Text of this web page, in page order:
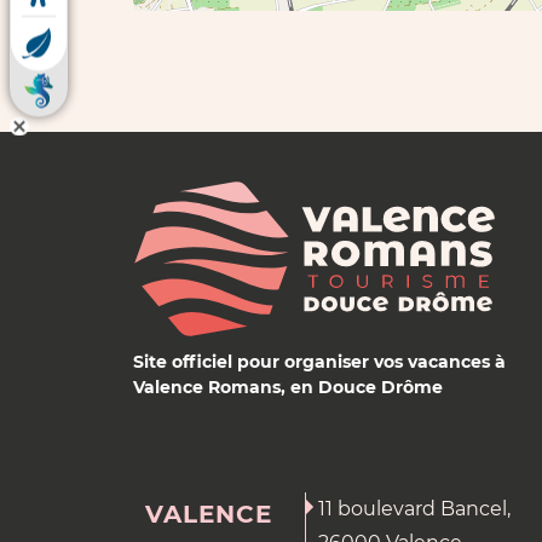
Site officiel pour organiser vos vacances à
Valence Romans, en Douce Drôme
VALENCE
11 boulevard Bancel,